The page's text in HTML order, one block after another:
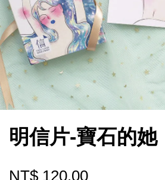
明信片-寶石的她
NT$ 120.00